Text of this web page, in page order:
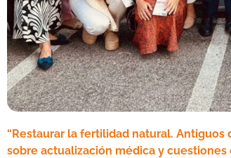
“Restaurar la fertilidad natural.
sobre actualización médica y